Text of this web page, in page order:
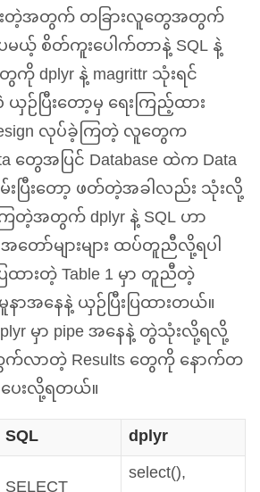
တဲ့အတွက် တခြားလူတွေအတွက်
မယ့် စိတ်ကူးပေါက်တာနဲ့SQLနဲ့
dplyr နဲ့ magrittr သုံးရင်
ပြီးတော့မှ ရေးကြည့်ထား
လုပ်ခဲ့ကြတဲ့ လူတွေက
တွေအပြင် Database ထဲက Data
ပြီးတော့ ဖတ်တဲ့အခါလည်း သုံးလို့
တဲ့အတွက် dplyr နဲ့SQLဟာ
တော်များများ ထပ်တူညီလို့ရပါ
ားတဲ့ Table 1 မှာ တူညီတဲ့
ာအနေနဲ့ ယှဉ်ပြီးပြထားတယ်။
မှာ pipe အနေနဲ့ တွဲသုံးလို့ရလို့
က်လာတဲ့ Results တွေကို နောက်တ
းလို့ရတယ်။
SQL
dplyr
select(),